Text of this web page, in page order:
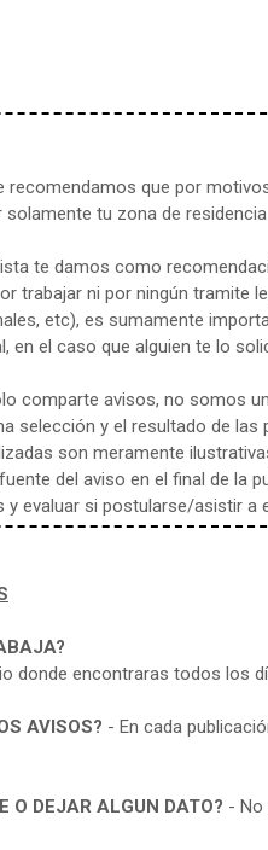
recomendamos que por
tu zona de
te damos como
trabajar ni por ningún tramite
etc), es sumamente
en el caso que alguien te lo
comparte avisos, no somos
selección y el resultado de
son meramente
del aviso en el final de la
evaluar si postularse/asistir a
donde encontraras todos los
AVISOS? - En cada
O DEJAR ALGUN DATO? - No